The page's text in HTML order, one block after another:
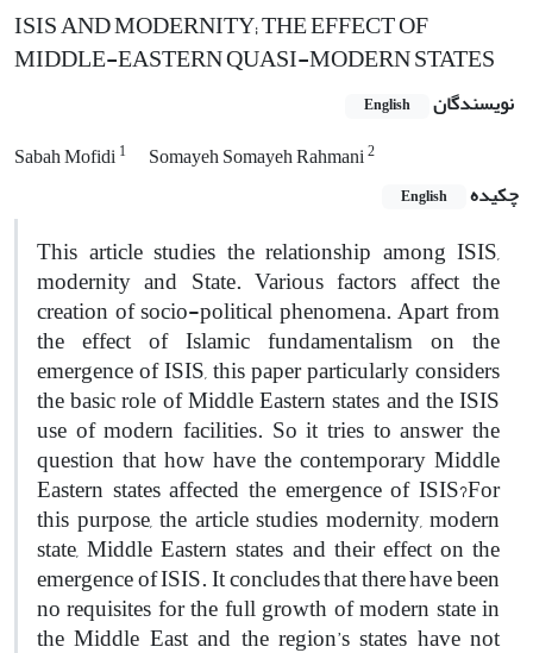
ISIS AND MODERNITY; THE EFFECT OF
MIDDLE-EASTERN QUASI-MODERN STATES
نویسندگان English
Sabah Mofidi1 Somayeh Somayeh Rahmani2
چکیده English
This article studies the relationship among ISIS,
modernity and State. Various factors affect the
creation of socio-political phenomena. Apart from
the effect of Islamic fundamentalism on the
emergence of ISIS, this paper particularly considers
the basic role of Middle Eastern states and the ISIS
use of modern facilities. So it tries to answer the
question that how have the contemporary Middle
Eastern states affected the emergence of ISIS?For
this purpose, the article studies modernity, modern
state, Middle Eastern states and their effect on the
emergence of ISIS. It concludes that there have been
no requisites for the full growth of modern state in
the Middle East and the region’s states have not